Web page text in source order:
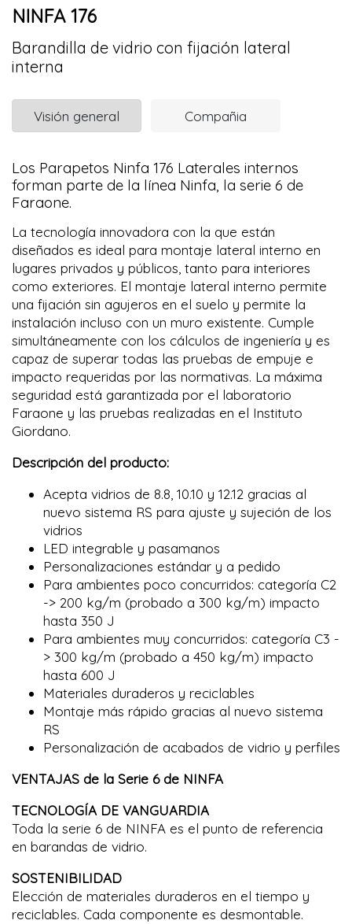
NINFA 176
Barandilla de vidrio con fijación lateral
interna
Visión general Compañia
Los Parapetos Ninfa 176 Laterales internos
forman parte de la línea Ninfa, la serie 6 de
Faraone.
La tecnología innovadora con la que están
diseñados es ideal para montaje lateral interno en
lugares privados y públicos, tanto para interiores
como exteriores. El montaje lateral interno permite
una fijación sin agujeros en el suelo y permite la
instalación incluso con un muro existente. Cumple
simultáneamente con los cálculos de ingeniería y es
capaz de superar todas las pruebas de empuje e
impacto requeridas por las normativas. La máxima
seguridad está garantizada por el laboratorio
Faraone y las pruebas realizadas en el Instituto
Giordano.
Descripción del producto:
Acepta vidrios de 8.8, 10.10 y 12.12 gracias al
nuevo sistema RS para ajuste y sujeción de los
vidrios
LED integrable y pasamanos
Personalizaciones estándar y a pedido
Para ambientes poco concurridos: categoría C2
-> 200 kg/m (probado a 300 kg/m) impacto
hasta 350 J
Para ambientes muy concurridos: categoría C3 -
> 300 kg/m (probado a 450 kg/m) impacto
hasta 600 J
Materiales duraderos y reciclables
Montaje más rápido gracias al nuevo sistema
RS
Personalización de acabados de vidrio y perfiles
VENTAJAS de la Serie 6 de NINFA
TECNOLOGÍA DE VANGUARDIA
Toda la serie 6 de NINFA es el punto de referencia
en barandas de vidrio.‎
SOSTENIBILIDAD
Elección de materiales duraderos en el tiempo y
reciclables.‎ Cada componente es desmontable.‎